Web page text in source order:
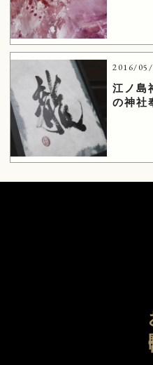
2016/
江ノ島
の神社